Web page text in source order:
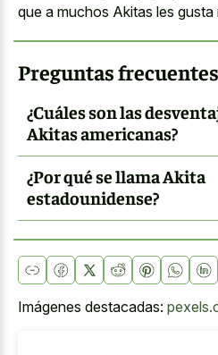
que a muchos Akitas les
Preguntas frecuentes
¿Cuáles son las
Akitas americanas?
¿Por qué se llama Akita
estadounidense?
Imágenes destacadas: